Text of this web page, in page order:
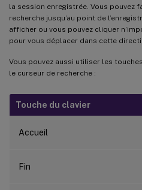
la session enregistrée. Vous pouvez
recherche jusqu’au point de
afficher ou vous pouvez cliquer
pour vous déplacer dans cette
Vous pouvez aussi utiliser les
le curseur de recherche :
Touche du clavier
Accueil
Fin